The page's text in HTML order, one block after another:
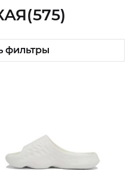
(575)
фильтры